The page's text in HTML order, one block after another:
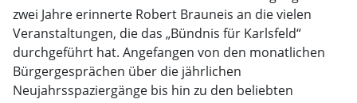
zwei Jahre erinnerte Robert Brauneis an die vielen
Veranstaltungen, die das „Bündnis für Karlsfeld“
durchgeführt hat. Angefangen von den monatlichen
Bürgergesprächen über die jährlichen
Neujahrsspaziergänge bis hin zu den beliebten